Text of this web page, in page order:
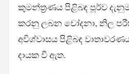
කුමන්ත්‍රණය පිළිබඳ පූර්ව
කරනු ලබන චෝදනා, නිල
අවිශ්වාසය පිළිබඳ
දායක වී ඇත.